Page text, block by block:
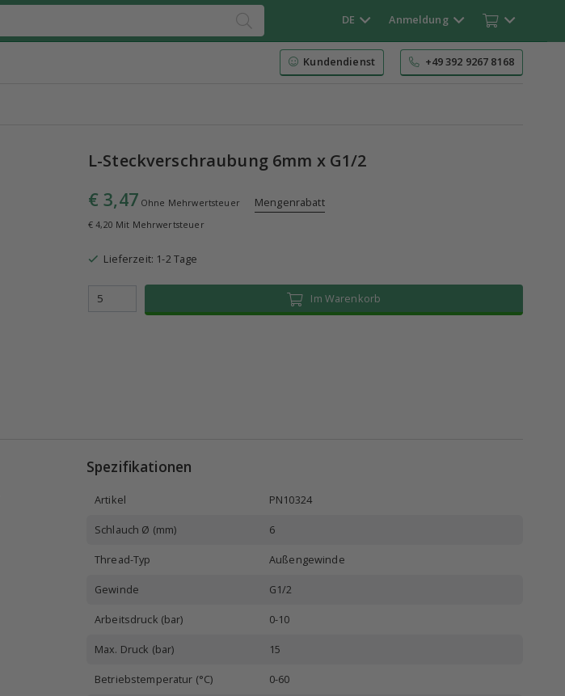
DE Anmeldung
Kundendienst +49 392 9267 8168
L-Steckverschraubung 6mm x G1/2
€ 3,47 Ohne Mehrwertsteuer Mengenrabatt
€ 4,20 Mit Mehrwertsteuer
Lieferzeit: 1-2 Tage
Im Warenkorb
Spezifikationen
Artikel PN10324
Schlauch Ø (mm) 6
Thread-Typ Außengewinde
Gewinde G1/2
Arbeitsdruck (bar) 0-10
Max. Druck (bar) 15
Betriebstemperatur (°C) 0-60